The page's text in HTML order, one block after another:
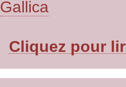
Gallica
Cliquez pour